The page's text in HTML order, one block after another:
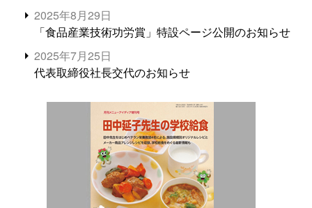
2025年8月29日
「食品産業技術功労賞」特設ページ公開のお知らせ
2025年7月25日
代表取締役社長交代のお知らせ